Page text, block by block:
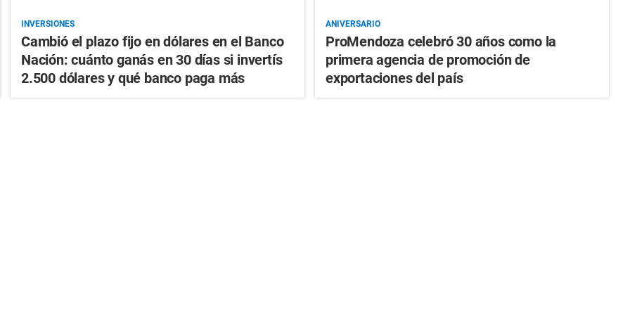
INVERSIONES
Cambió el plazo fijo en dólares en el Banco
Nación: cuánto ganás en 30 días si invertís
2.500 dólares y qué banco paga más
ANIVERSARIO
ProMendoza celebró 30 años como la
primera agencia de promoción de
exportaciones del país